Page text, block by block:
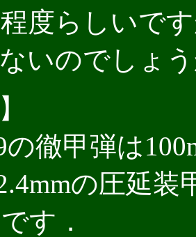
度らしいで
いのでしょ
徹甲弾は
の圧延
す．